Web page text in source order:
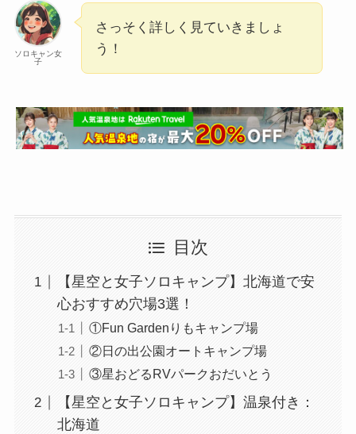
ソロキャン女
子
さっそく詳しく見ていきましょ
う！
目次
【星空と女子ソロキャンプ】北海道で安
心おすすめ穴場3選！
①Fun Gardenりもキャンプ場
②日の出公園オートキャンプ場
③星おどるRVパークおだいとう
【星空と女子ソロキャンプ】温泉付き：
北海道